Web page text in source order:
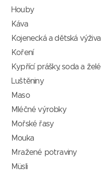
Houby
Káva
Kojenecká a dětská výživa
Koření
Kypřící prášky, soda a želé
Luštěniny
Maso
Mléčné výrobky
Mořské řasy
Mouka
Mražené potraviny
Müsli